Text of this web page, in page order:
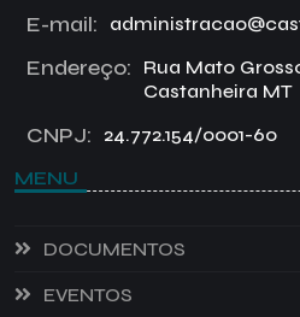
E-mail:
Endereço:
Rua Mato
Castanheira MT
CNPJ: 24.772.154/0001-60
MENU
DOCUMENTOS
EVENTOS